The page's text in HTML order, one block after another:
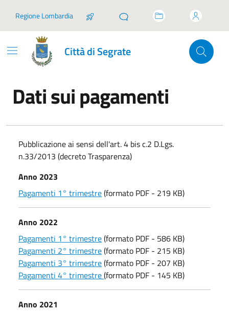
Regione Lombardia
Città di Segrate
Dati sui pagamenti
In dettaglio
Pubblicazione ai sensi dell'art. 4 bis c.2 D.Lgs.
n.33/2013 (decreto Trasparenza)
Anno 2023
Pagamenti 1° trimestre(formato PDF - 219 KB)
Anno 2022
Pagamenti 1° trimestre(formato PDF - 586 KB)
Pagamenti 2° trimestre(formato PDF - 215 KB)
Pagamenti 3° trimestre(formato PDF - 207 KB)
Pagamenti 4° trimestre(formato PDF - 145 KB)
Anno 2021